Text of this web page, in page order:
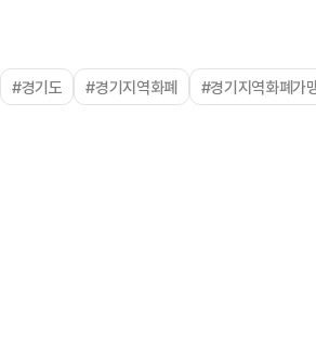
#경기도 #경기지역화폐 #경기지역화폐가